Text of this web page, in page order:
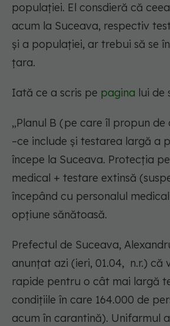
populației. El consdieră că
acum la Suceava, respectiv
și a populației, ar trebui să se
țara.
Iată ce a scris pe pagina lui de
„Planul B (pe care îl propun
–ce include și testarea largă a
începe la Suceava. Protecția
medical + testare extinsă
începând cu personalul
opțiune sănătoasă.
Prefectul de Suceava,
anunțat azi (ieri, 01.04, n.r.) că
rapide pentru o cât mai largă
condițiile în care 164.000 de
acum în carantină). Unifarmul